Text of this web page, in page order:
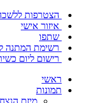
הצטרפות
איזור אישי
שתפו
רשימת המתנה
רישום ליום
ראשי
תמונות
מיזם